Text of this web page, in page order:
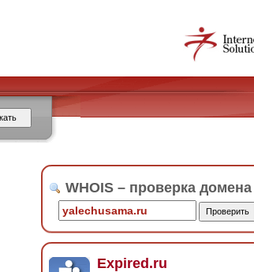
WHOIS – проверка домена
Expired.ru